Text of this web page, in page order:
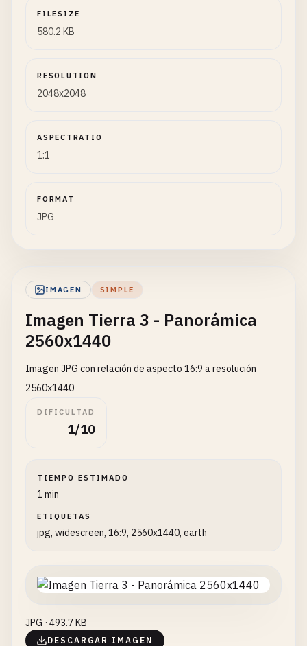
FILESIZE
580.2 KB
RESOLUTION
2048x2048
ASPECTRATIO
1:1
FORMAT
JPG
IMAGEN SIMPLE
Imagen Tierra 3 - Panorámica
2560x1440
Imagen JPG con relación de aspecto 16:9 a resolución
2560x1440
DIFICULTAD
1/10
TIEMPO ESTIMADO
1 min
ETIQUETAS
jpg, widescreen, 16:9, 2560x1440, earth
JPG · 493.7 KB
DESCARGAR IMAGEN